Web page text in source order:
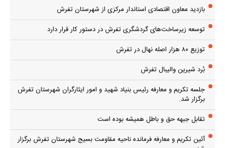
بازدید معاون اقتصادی استاندار مرکزی از شهرستان تفرش
توسعه زیرساخت‌های گردشگری تفرش در دستور کار قرار دارد
توزیع ۸۰ هزار اصله نهال در تفرش
بُرد شیرین والیبال تفرش
جلسه تکریم و معارفه رئیس بنیاد شهید و امور ایثارگران شهرستان تفرش
برگزار شد.
تقابل جبهه حق و باطل همیشه بوده است
آئین تکریم و معارفه فرمانده ناحیه مقاومت بسیج شهرستان تفرش برگزار